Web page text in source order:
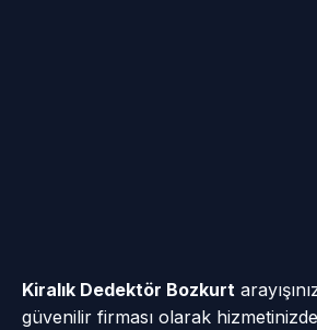
Kiralık Dedektör Bozkurt
güvenilir firması olarak